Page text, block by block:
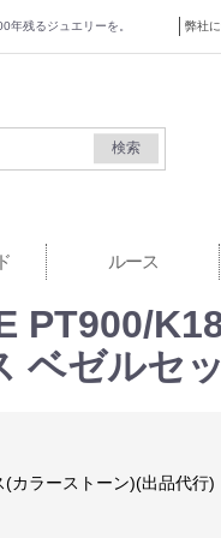
残るジュエリーを。 弊社
検索
ルース
PT900/
ベゼルセ
(カラーストーン)(出品代行)